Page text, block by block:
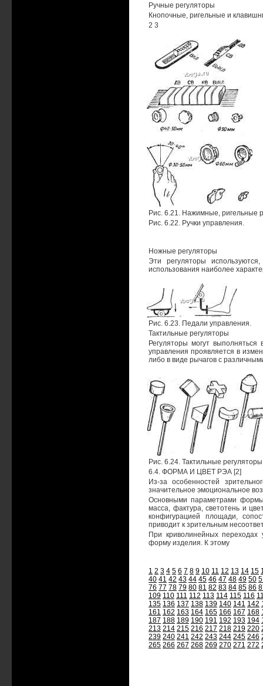
Ручные регуляторы
Кнопочные, ригельные и
2 3
Рис. 6.21. Нажимные, ригельные
Рис. 6.22. Ручки управления.
Ножные регуляторы
Эти регуляторы
использования наиболее
Рис. 6.23. Педали управления.
Тактильные регуляторы
Регуляторы могут
управления проявляется в
либо в виде рычагов с
Рис. 6.24. Тактильные
6.4. ФОРМА И ЦВЕТ РЭА [2]
Из-за особенностей
значительное эмоциональное
Основными параметрами формы
масса, фактура, светотень и
конфигурацией площади,
приводит к зрительным
При криволинейных переходах
форму изделия. К этому
1 2 3 4 5 6 7 8 9 10 11 12 13 14 15
40 41 42 43 44 45 46 47 48 49 50
76 77 78 79 80 81 82 83 84 85 86
109 110 111 112 113 114 115 116
135 136 137 138 139 140 141 142
161 162 163 164 165 166 167 168
187 188 189 190 191 192 193 194
213 214 215 216 217 218 219 220
239 240 241 242 243 244 245 246
265 266 267 268 269 270 271 272